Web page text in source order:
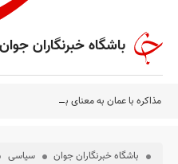
باشگاه خبرنگاران جوان
مذاکره با عمان به معنای باز شدن تنگه
باشگاه خبرنگاران جوان سیاسی